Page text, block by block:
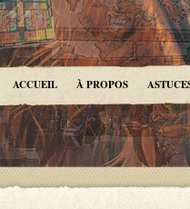
ACCUEIL À PROPOS